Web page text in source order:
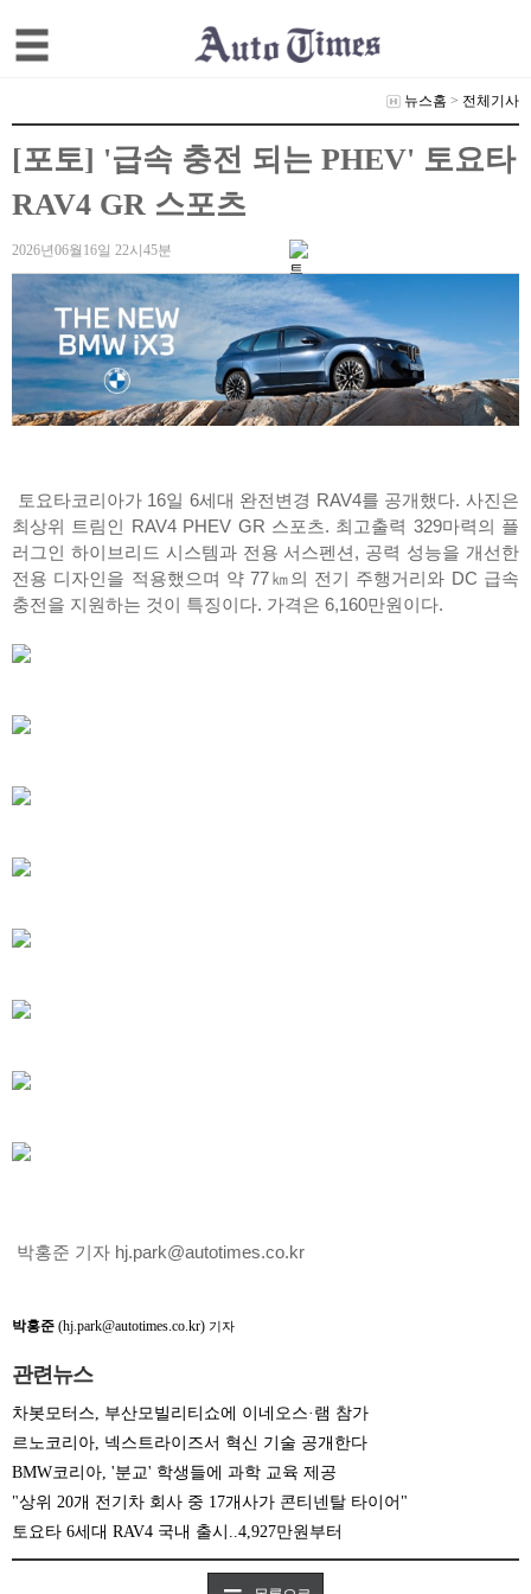
뉴스홈 > 전체기사
[포토] '급속 충전 되는 PHEV' 토요타
RAV4 GR 스포츠
2026년06월16일 22시45분
토요타코리아가 16일 6세대 완전변경 RAV4를 공개했다. 사진은
최상위 트림인 RAV4 PHEV GR 스포츠. 최고출력 329마력의 플
러그인 하이브리드 시스템과 전용 서스펜션, 공력 성능을 개선한
전용 디자인을 적용했으며 약 77㎞의 전기 주행거리와 DC 급속
충전을 지원하는 것이 특징이다. 가격은 6,160만원이다.
박홍준 기자 hj.park@autotimes.co.kr
박홍준 (hj.park@autotimes.co.kr) 기자
관련뉴스
차봇모터스, 부산모빌리티쇼에 이네오스·램 참가
르노코리아, 넥스트라이즈서 혁신 기술 공개한다
BMW코리아, '분교' 학생들에 과학 교육 제공
"상위 20개 전기차 회사 중 17개사가 콘티넨탈 타이어"
토요타 6세대 RAV4 국내 출시..4,927만원부터